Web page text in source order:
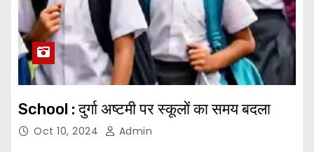
School : दुर्गा अष्टमी पर स्कूलों का समय बदला
Oct 10, 2024 Admin